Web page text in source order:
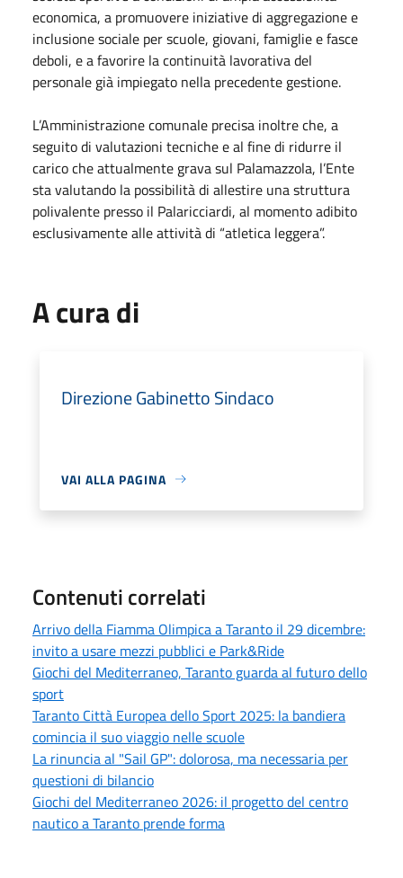
economica, a promuovere iniziative di aggregazione e
inclusione sociale per scuole, giovani, famiglie e fasce
deboli, e a favorire la continuità lavorativa del
personale già impiegato nella precedente gestione.
L’Amministrazione comunale precisa inoltre che, a
seguito di valutazioni tecniche e al fine di ridurre il
carico che attualmente grava sul Palamazzola, l’Ente
sta valutando la possibilità di allestire una struttura
polivalente presso il Palaricciardi, al momento adibito
esclusivamente alle attività di “atletica leggera”.
A cura di
Direzione Gabinetto Sindaco
VAI ALLA PAGINA
Contenuti correlati
Arrivo della Fiamma Olimpica a Taranto il 29 dicembre:
invito a usare mezzi pubblici e Park&Ride
Giochi del Mediterraneo, Taranto guarda al futuro dello
sport
Taranto Città Europea dello Sport 2025: la bandiera
comincia il suo viaggio nelle scuole
La rinuncia al "Sail GP": dolorosa, ma necessaria per
questioni di bilancio
Giochi del Mediterraneo 2026: il progetto del centro
nautico a Taranto prende forma